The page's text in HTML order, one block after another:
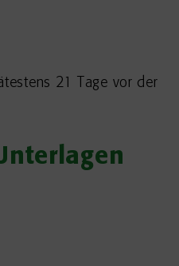
21 Tage vor der